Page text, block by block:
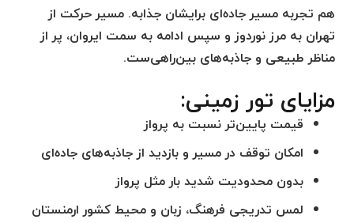
هم تجربه مسیر جاده‌ای برایشان جذابه. مسیر حرکت از
تهران به مرز نوردوز و سپس ادامه به سمت ایروان، پر از
مناظر طبیعی و جاذبه‌های بین‌راهی‌ست.
مزایای تور زمینی:
قیمت پایین‌تر نسبت به پرواز
امکان توقف در مسیر و بازدید از جاذبه‌های جاده‌ای
بدون محدودیت شدید بار مثل پرواز
لمس تدریجی فرهنگ، زبان و محیط کشور ارمنستان